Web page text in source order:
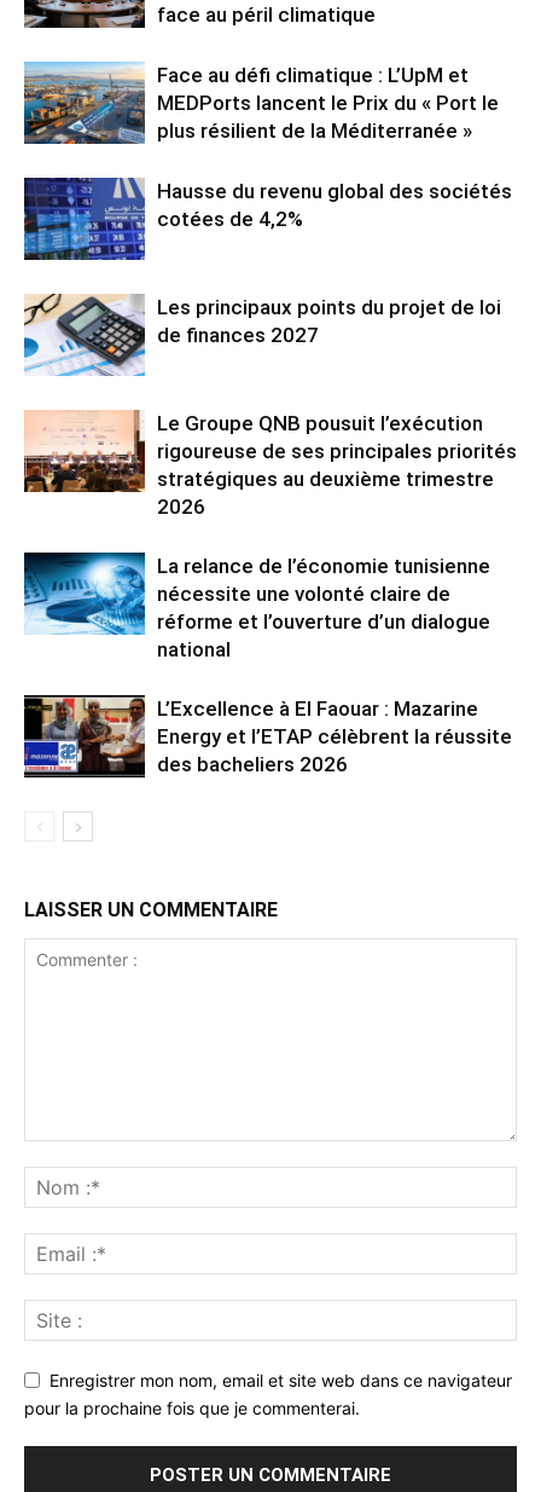
face au péril climatique
Face au défi climatique : L’UpM et
MEDPorts lancent le Prix du « Port le
plus résilient de la Méditerranée »
Hausse du revenu global des sociétés
cotées de 4,2%
Les principaux points du projet de loi
de finances 2027
Le Groupe QNB pousuit l’exécution
rigoureuse de ses principales priorités
stratégiques au deuxième trimestre
2026
La relance de l’économie tunisienne
nécessite une volonté claire de
réforme et l’ouverture d’un dialogue
national
L’Excellence à El Faouar : Mazarine
Energy et l’ETAP célèbrent la réussite
des bacheliers 2026
LAISSER UN COMMENTAIRE
Enregistrer mon nom, email et site web dans ce navigateur
pour la prochaine fois que je commenterai.